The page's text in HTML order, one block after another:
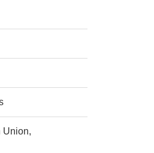
Union,